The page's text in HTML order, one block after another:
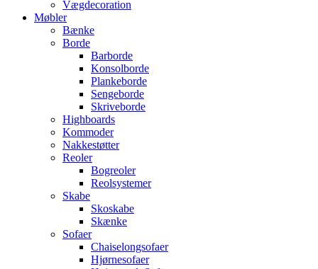
Vægdecoration
Møbler
Bænke
Borde
Barborde
Konsolborde
Plankeborde
Sengeborde
Skriveborde
Highboards
Kommoder
Nakkestøtter
Reoler
Bogreoler
Reolsystemer
Skabe
Skoskabe
Skænke
Sofaer
Chaiselongsofaer
Hjørnesofaer